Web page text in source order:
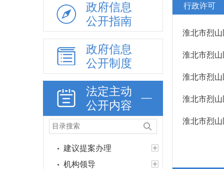
政府信息
公开指南
政府信息
公开制度
法定主动
公开内容
政策法规
重大决策预公开
规划计划
决策部署落实情况
建议提案办理
机构领导
行政许可
淮北市烈
淮北市烈
淮北市烈
淮北市烈
淮北市烈